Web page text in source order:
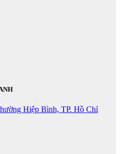
Hiệp Bình, TP. Hồ Chí